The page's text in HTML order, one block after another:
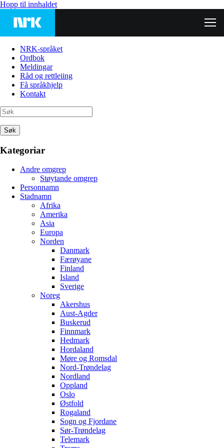
Hopp til innhaldet
NRK-språket
Ordbok
Meldingar
Råd og rettleiing
Få språkhjelp
Kontakt
Søk
Kategoriar
Andre omgrep
Støytande omgrep
Personnamn
Stadnamn
Afrika
Amerika
Asia
Europa
Norden
Danmark
Færøyane
Finland
Island
Sverige
Noreg
Akershus
Aust-Agder
Buskerud
Finnmark
Hedmark
Hordaland
Møre og Romsdal
Nord-Trøndelag
Nordland
Oppland
Oslo
Østfold
Rogaland
Sogn og Fjordane
Sør-Trøndelag
Telemark